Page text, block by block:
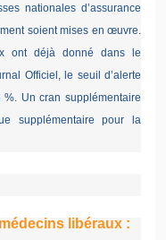
nationales d’assurance
soient mises en œuvre.
ont déjà donné dans le
Officiel, le seuil d’alerte
Un cran supplémentaire
supplémentaire pour la
libéraux :